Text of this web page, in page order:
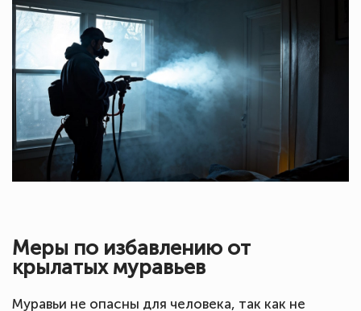
Меры по избавлению от
крылатых муравьев
Муравьи не опасны для человека, так как не